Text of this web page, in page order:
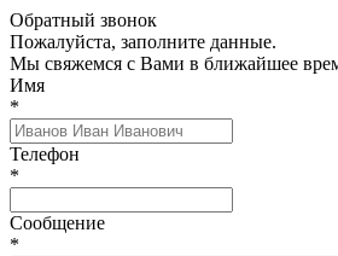
Обратный звонок
Пожалуйста, заполните данные.
Мы свяжемся с Вами в ближайшее
Имя
*
Телефон
*
Сообщение
*